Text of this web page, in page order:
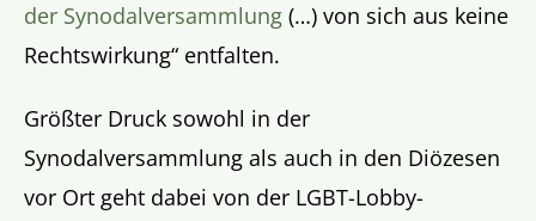
der Synodalversammlung (…) von sich aus keine
Rechtswirkung“ entfalten.
Größter Druck sowohl in der
Synodalversammlung als auch in den Diözesen
vor Ort geht dabei von der LGBT-Lobby-